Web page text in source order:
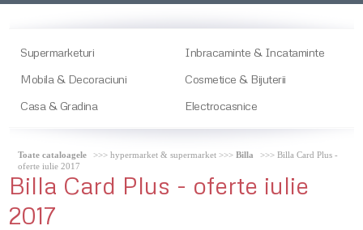
Supermarketuri
Inbracaminte & Incataminte
Mobila & Decoraciuni
Cosmetice & Bijuterii
Casa & Gradina
Electrocasnice
Toate cataloagele >>> hypermarket & supermarket >>>Billa
>>> Billa Card Plus -
oferte iulie 2017
Billa Card Plus - oferte iulie
2017